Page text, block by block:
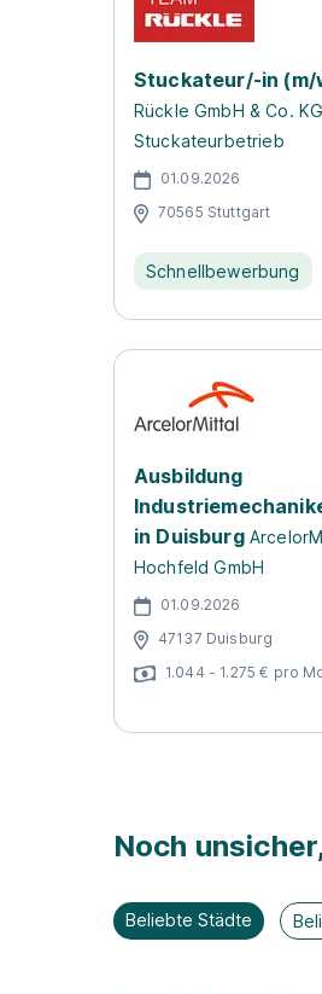
Stuckateur/-in (m/
Rückle GmbH & Co. KG
Stuckateurbetrieb
01.09.2026
70565 Stuttgart
Schnellbewerbung
Ausbildung
in Duisburg
Hochfeld GmbH
01.09.2026
47137 Duisburg
1.044 - 1.275 € pro
Noch
Beliebte Städte